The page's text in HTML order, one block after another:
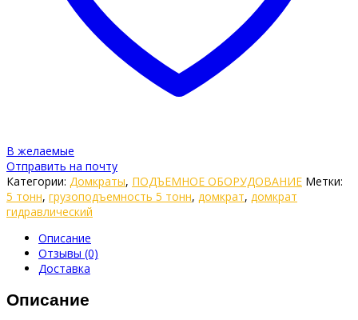
В желаемые
Отправить на почту
Категории: Домкраты, ПОДЪЕМНОЕ ОБОРУДОВАНИЕ Метки:
5 тонн, грузоподъемность 5 тонн, домкрат, домкрат
гидравлический
Описание
Отзывы (0)
Доставка
Описание